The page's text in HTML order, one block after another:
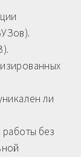
ли
без